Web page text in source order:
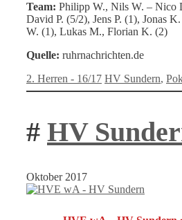
Team: Philipp W., Nils W. – Nico
David P. (5/2), Jens P. (1), Jonas
W. (1), Lukas M., Florian K. (2)
Quelle: ruhrnachrichten.de
Kategorien
2. Herren - 16/17 Schlagwörter
HV Sundern,
# HV
Oktober 2017